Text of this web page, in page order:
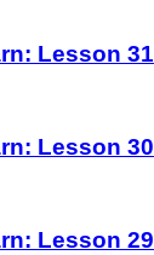
Lesson 31
Lesson 30
Lesson 29